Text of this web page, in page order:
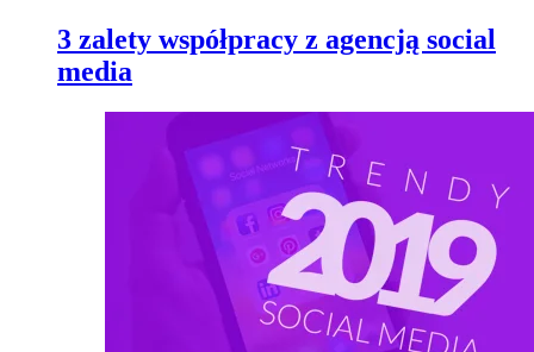
3 zalety współpracy z agencją social
media